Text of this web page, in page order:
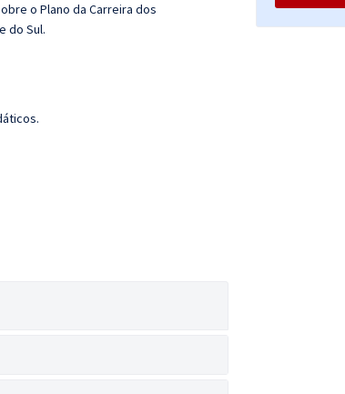
o Plano da Carreira dos
do Sul.